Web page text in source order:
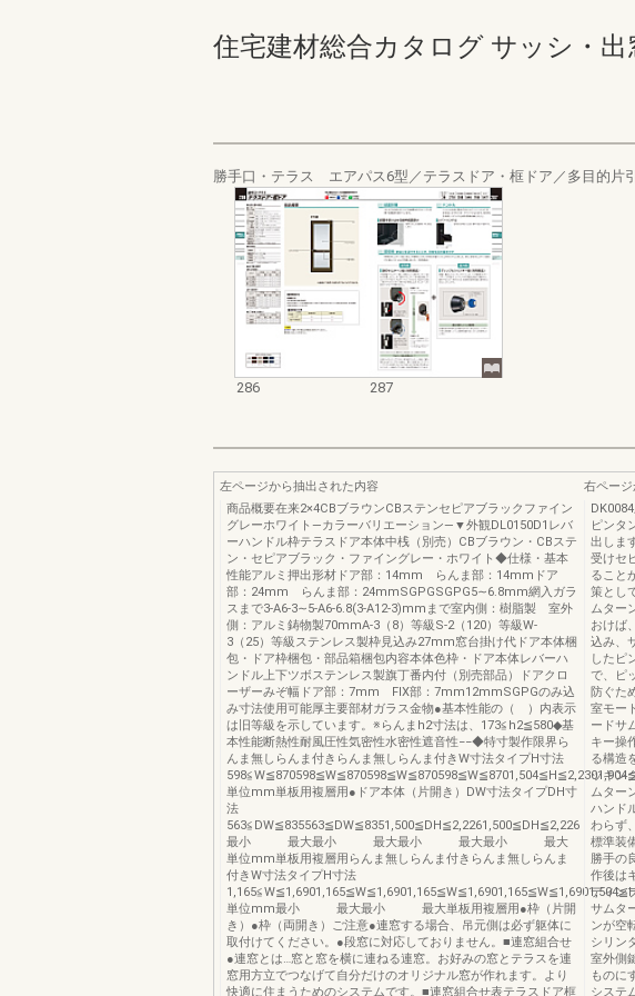
住宅建材総合カタログ サッシ・出
勝手口・テラス エアパス6型／テラスドア・框ドア／多目的片
286 287
左ページから抽出された内容
商品概要在来2×4CBブラウンCBステンセピアブラックファイン
グレーホワイト―カラーバリエーション―▼外観DL0150D1レバ
ーハンドル枠テラスドア本体中桟（別売）CBブラウン・CBステ
ン・セピアブラック・ファイングレー・ホワイト◆仕様・基本
性能アルミ押出形材ドア部：14mm らんま部：14mmドア
部：24mm らんま部：24mmSGPGSGPG5∼6.8mm網入ガラ
スまで3-A6-3∼5-A6-6.8(3-A12-3)mmまで室内側：樹脂製 室外
側：アルミ鋳物製70mmA-3（8）等級S-2（120）等級W-
3（25）等級ステンレス製枠見込み27mm窓台掛け代ドア本体梱
包・ドア枠梱包・部品箱梱包内容本体色枠・ドア本体レバーハ
ンドル上下ツボステンレス製旗丁番内付（別売部品）ドアクロ
ーザーみぞ幅ドア部：7mm FIX部：7mm12mmSGPGのみ込
み寸法使用可能厚主要部材ガラス金物●基本性能の（ ）内表示
は旧等級を示しています。※らんまh2寸法は、173≦h2≦580◆基
本性能断熱性耐風圧性気密性水密性遮音性−−◆特寸製作限界ら
んま無しらんま付きらんま無しらんま付きW寸法タイプH寸法
単位mm単板用複層用●ドア本体（片開き）DW寸法タイプDH寸
法
563≦DW≦835563≦DW≦8351,500≦DH≦2,2261,500≦DH≦2,226
最小 最大最小 最大最小 最大最小 最大
単位mm単板用複層用らんま無しらんま付きらんま無しらんま
付きW寸法タイプH寸法
単位mm最小 最大最小 最大単板用複層用●枠（片開
き）●枠（両開き）ご注意●連窓する場合、吊元側は必ず躯体に
取付けてください。●段窓に対応しておりません。■連窓組合せ
●連窓とは…窓と窓を横に連ねる連窓。お好みの窓とテラスを連
窓用方立でつなげて自分だけのオリジナル窓が作れます。より
快適に住まうためのシステムです。■連窓組合せ表テラスドア框
右ペー
ピンタ
出しま
受けセ
ること
策とし
ムター
おけば
込み、
したピ
で、ピ
防ぐた
室モー
ードサ
キー操
る構造
ッキン
ムター
ハンド
わらず
標準装
勝手の
作後は
ディン
サムタ
ンが空
シリン
室外側
ものに
システ